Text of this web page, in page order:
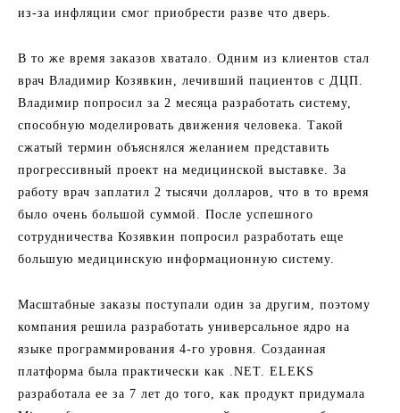
из-за инфляции смог приобрести разве что дверь.
В то же время заказов хватало. Одним из клиентов стал
врач Владимир Козявкин, лечивший пациентов с ДЦП.
Владимир попросил за 2 месяца разработать систему,
способную моделировать движения человека. Такой
сжатый термин объяснялся желанием представить
прогрессивный проект на медицинской выставке. За
работу врач заплатил 2 тысячи долларов, что в то время
было очень большой суммой. После успешного
сотрудничества Козявкин попросил разработать еще
большую медицинскую информационную систему.
Масштабные заказы поступали один за другим, поэтому
компания решила разработать универсальное ядро на
языке программирования 4-го уровня. Созданная
платформа была практически как .NET. ELEKS
разработала ее за 7 лет до того, как продукт придумала